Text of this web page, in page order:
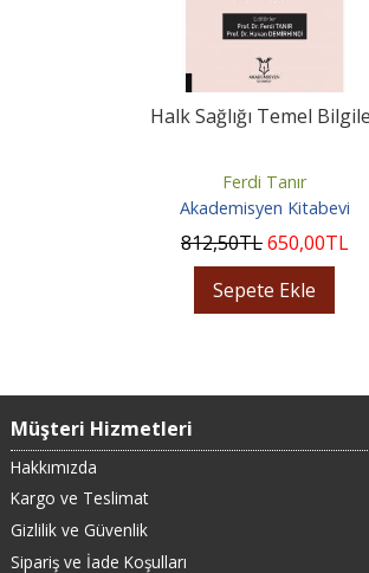
Halk Sağlığı Temel
Ferdi Tanır
Akademisyen Kitabevi
812,50TL650,00TL
Sepete Ekle
Müşteri Hizmetleri
Hakkımızda
Kargo ve Teslimat
Gizlilik ve Güvenlik
Sipariş ve İade Koşulları